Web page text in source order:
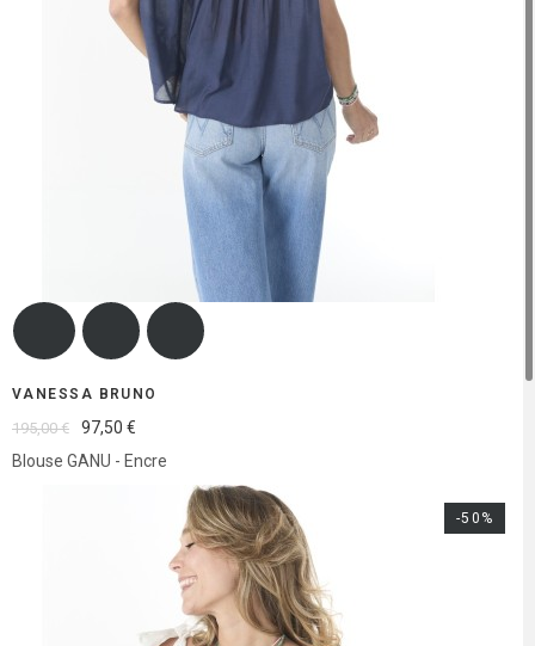
VANESSA BRUNO
Blouse GANU - Encre
195,00 € 97,50 €
-50%